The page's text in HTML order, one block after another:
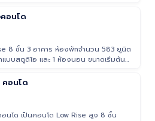
อนโด
8 ชั้น 3 อาคาร ห้องพักจำนวน 583 ยูนิต
บบสตูดิโอ และ 1 ห้องนอน ขนาดเริ่มต้น
คอนโด
ฮัมเบิล ลีฟวิ่ง คอนโด เป็นคอนโด Low Rise สูง 8 ชั้น